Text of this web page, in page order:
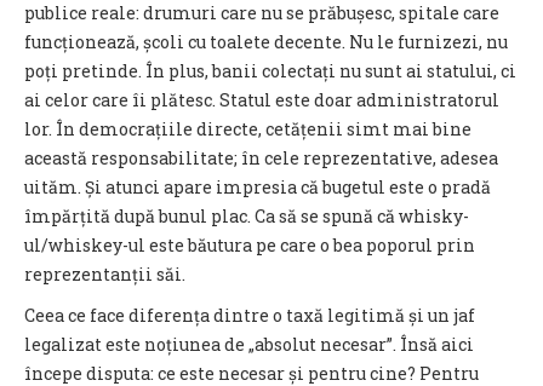
publice reale: drumuri care nu se prăbușesc, spitale care
funcționează, școli cu toalete decente. Nu le furnizezi, nu
poți pretinde. În plus, banii colectați nu sunt ai statului, ci
ai celor care îi plătesc. Statul este doar administratorul
lor. În democrațiile directe, cetățenii simt mai bine
această responsabilitate; în cele reprezentative, adesea
uităm. Și atunci apare impresia că bugetul este o pradă
împărțită după bunul plac. Ca să se spună că whisky-
ul/whiskey-ul este băutura pe care o bea poporul prin
reprezentanții săi.
Ceea ce face diferența dintre o taxă legitimă și un jaf
legalizat este noțiunea de „absolut necesar”. Însă aici
începe disputa: ce este necesar și pentru cine? Pentru